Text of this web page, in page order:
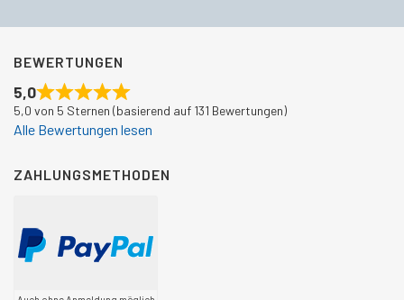
BEWERTUNGEN
5,0
5,0 von 5 Sternen (basierend auf 131 Bewertungen)
Alle Bewertungen lesen
ZAHLUNGSMETHODEN